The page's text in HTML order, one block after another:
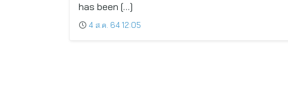
has been […]
4 ส.ค. 64 12:05